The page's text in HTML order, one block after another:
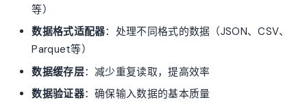
等）
数据格式适配器：处理不同格式的数据（JSON、CSV、
Parquet等）
数据缓存层：减少重复读取，提高效率
数据验证器：确保输入数据的基本质量